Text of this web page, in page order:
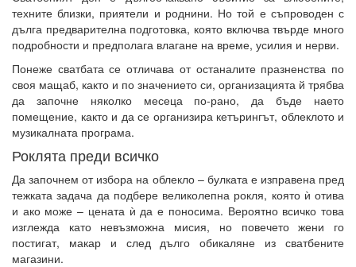
техните близки, приятели и роднини. Но той е съпроводен с
дълга предварителна подготовка, която включва твърде много
подробности и предполага влагане на време, усилия и нерви.
Понеже сватбата се отличава от останалите празненства по
своя мащаб, както и по значението си, организацията й трябва
да започне няколко месеца по-рано, да бъде наето
помещение, както и да се организира кетърингът, облеклото и
музикалната програма.
Роклята преди всичко
Да започнем от избора на облекло – булката е изправена пред
тежката задача да подбере великолепна рокля, която ѝ отива
и ако може – цената ѝ да е поносима. Вероятно всичко това
изглежда като невъзможна мисия, но повечето жени го
постигат, макар и след дълго обикаляне из сватбените
магазини.